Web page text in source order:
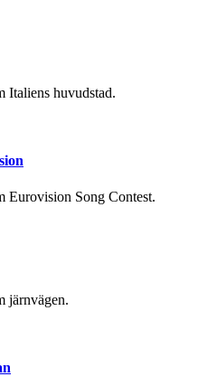
Italiens huvudstad.
Eurovision Song Contest.
järnvägen.